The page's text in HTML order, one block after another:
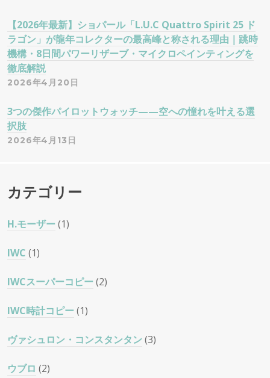
【2026年最新】ショパール「L.U.C Quattro Spirit 25 ド
ラゴン」が龍年コレクターの最高峰と称される理由｜跳時
機構・8日間パワーリザーブ・マイクロペインティングを
徹底解説
2026年4月20日
3つの傑作パイロットウォッチ——空への憧れを叶える選
択肢
2026年4月13日
カテゴリー
H.モーザー(1)
IWC (1)
IWCスーパーコピー(2)
IWC時計コピー(1)
ヴァシュロン・コンスタンタン (3)
ウブロ (2)